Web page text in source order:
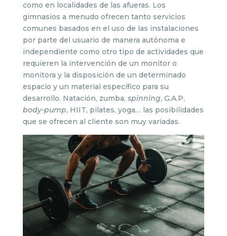
como en localidades de las afueras. Los
gimnasios a menudo ofrecen tanto servicios
comunes basados en el uso de las instalaciones
por parte del usuario de manera autónoma e
independiente como otro tipo de actividades que
requieren la intervención de un monitor o
monitora y la disposición de un determinado
espacio y un material específico para su
desarrollo. Natación, zumba, spinning, G.A.P,
body-pump, HIIT, pilates, yoga… las posibilidades
que se ofrecen al cliente son muy variadas.